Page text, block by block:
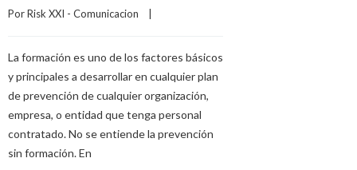
Por Risk XXI - Comunicacion
La formación es uno de los factores básicos
y principales a desarrollar en cualquier plan
de prevención de cualquier organización,
empresa, o entidad que tenga personal
contratado. No se entiende la prevención
sin formación. En